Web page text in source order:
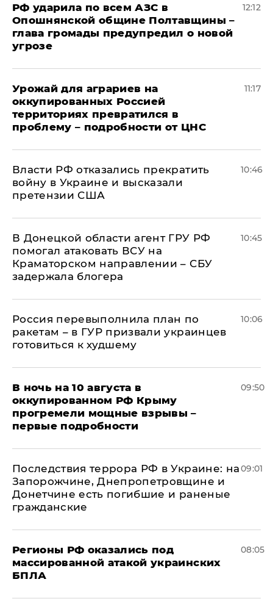
РФ ударила по всем АЗС в
Опошнянской общине Полтавщины –
глава громады предупредил о новой
угрозе
12:12
Урожай для аграриев на
оккупированных Россией
территориях превратился в
проблему – подробности от ЦНС
11:17
Власти РФ отказались прекратить
войну в Украине и высказали
претензии США
10:46
В Донецкой области агент ГРУ РФ
помогал атаковать ВСУ на
Краматорском направлении – СБУ
задержала блогера
10:45
Россия перевыполнила план по
ракетам – в ГУР призвали украинцев
готовиться к худшему
10:06
В ночь на 10 августа в
оккупированном РФ Крыму
прогремели мощные взрывы –
первые подробности
09:50
Последствия террора РФ в Украине: на
Запорожчине, Днепропетровщине и
Донетчине есть погибшие и раненые
гражданские
09:01
Регионы РФ оказались под
массированной атакой украинских
БПЛА
08:05